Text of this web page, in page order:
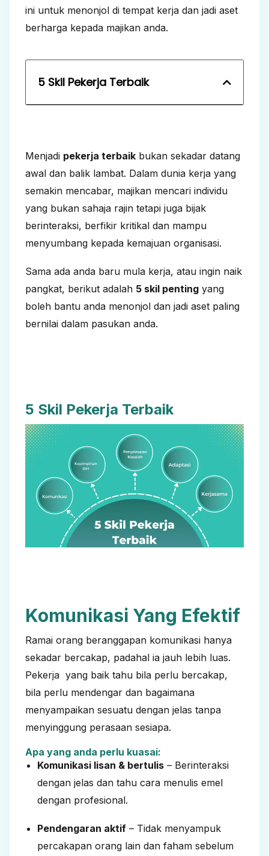
ini untuk menonjol di tempat kerja dan jadi aset
berharga kepada majikan anda.
5 Skil Pekerja Terbaik
Menjadi pekerja terbaik bukan sekadar datang
awal dan balik lambat. Dalam dunia kerja yang
semakin mencabar, majikan mencari individu
yang bukan sahaja rajin tetapi juga bijak
berinteraksi, berfikir kritikal dan mampu
menyumbang kepada kemajuan organisasi.
Sama ada anda baru mula kerja, atau ingin naik
pangkat, berikut adalah 5 skil penting yang
boleh bantu anda menonjol dan jadi aset paling
bernilai dalam pasukan anda.
5 Skil Pekerja Terbaik
Komunikasi Yang Efektif
Ramai orang beranggapan komunikasi hanya
sekadar bercakap, padahal ia jauh lebih luas.
Pekerja yang baik tahu bila perlu bercakap,
bila perlu mendengar dan bagaimana
menyampaikan sesuatu dengan jelas tanpa
menyinggung perasaan sesiapa.
Apa yang anda perlu kuasai:
Komunikasi lisan & bertulis – Berinteraksi
dengan jelas dan tahu cara menulis emel
dengan profesional.
Pendengaran aktif – Tidak menyampuk
percakapan orang lain dan faham sebelum